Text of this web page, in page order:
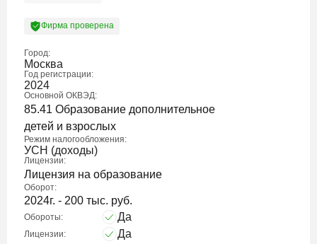
Фирма проверена
Город:
Москва
Год регистрации:
2024
Основной ОКВЭД:
85.41 Образование дополнительное
детей и взрослых
Режим налогообложения:
УСН (доходы)
Лицензии:
Лицензия на образование
Оборот:
2024г. - 200 тыс. руб.
Обороты: Да
Лицензии: Да